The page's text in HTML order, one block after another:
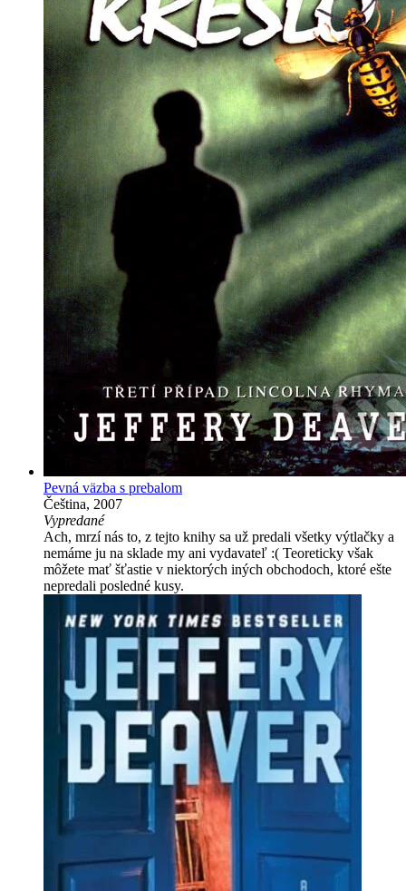
Pevná väzba s prebalom
Čeština, 2007
Vypredané
Ach, mrzí nás to, z tejto knihy sa už predali všetky výtlačky a
nemáme ju na sklade my ani vydavateľ :( Teoreticky však
môžete mať šťastie v niektorých iných obchodoch, ktoré ešte
nepredali posledné kusy.